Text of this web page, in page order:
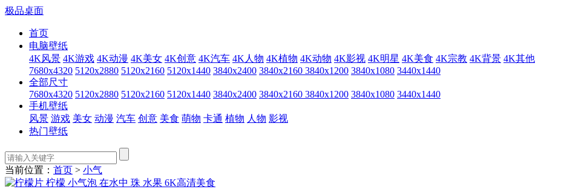
极品桌面
首页
电脑壁纸
4K风景 4K游戏 4K动漫 4K美女 4K创意 4K汽车 4K人物 4K植物 4K动物 4K影视 4K明星 4K美食 4K宗教 4K背景 4K其他
7680x4320 5120x2880 5120x2160 5120x1440 3840x2400 3840x2160 3840x1200 3840x1080 3440x1440
全部尺寸
7680x4320 5120x2880 5120x2160 5120x1440 3840x2400 3840x2160 3840x1200 3840x1080 3440x1440
手机壁纸
风景 游戏 美女 动漫 汽车 创意 美食 萌物 卡通 植物 人物 影视
热门壁纸
当前位置： 首页 > 小气